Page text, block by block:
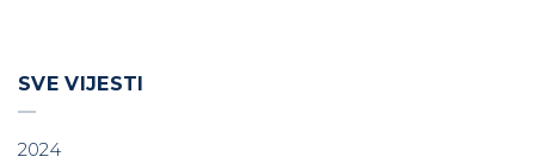
SVE VIJESTI
2024